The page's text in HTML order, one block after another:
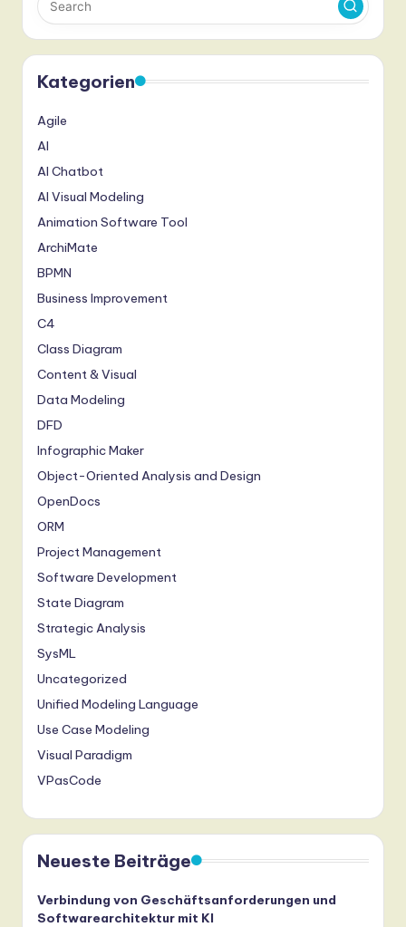
Kategorien
Agile
AI
AI Chatbot
AI Visual Modeling
Animation Software Tool
ArchiMate
BPMN
Business Improvement
C4
Class Diagram
Content & Visual
Data Modeling
DFD
Infographic Maker
Object-Oriented Analysis and Design
OpenDocs
ORM
Project Management
Software Development
State Diagram
Strategic Analysis
SysML
Uncategorized
Unified Modeling Language
Use Case Modeling
Visual Paradigm
VPasCode
Neueste Beiträge
Verbindung von Geschäftsanforderungen und
Softwarearchitektur mit KI